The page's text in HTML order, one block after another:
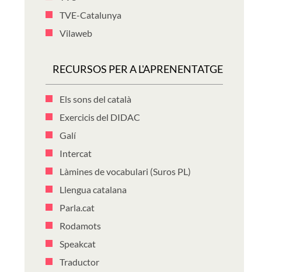
TVE-Catalunya
Vilaweb
RECURSOS PER A L'APRENENTATGE
Els sons del català
Exercicis del DIDAC
Galí
Intercat
Làmines de vocabulari (Suros PL)
Llengua catalana
Parla.cat
Rodamots
Speakcat
Traductor